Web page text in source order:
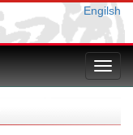
Engilsh